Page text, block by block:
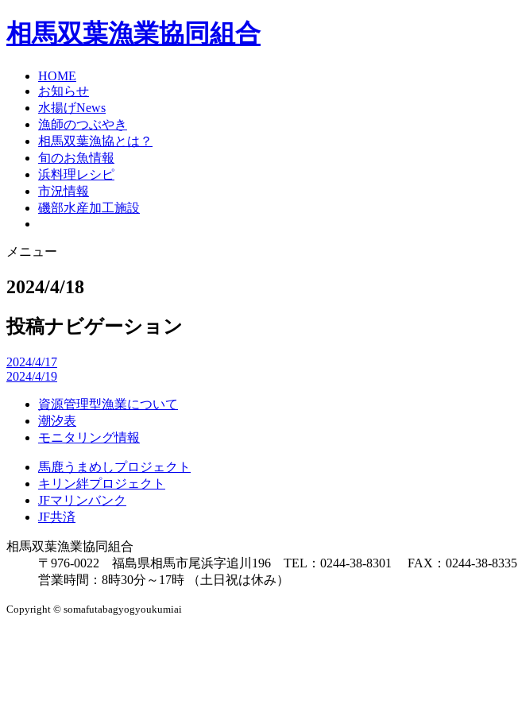
相馬双葉漁業協同組合
HOME
お知らせ
水揚げNews
漁師のつぶやき
相馬双葉漁協とは？
旬のお魚情報
浜料理レシピ
市況情報
磯部水産加工施設
メニュー
2024/4/18
投稿ナビゲーション
2024/4/17
2024/4/19
資源管理型漁業について
潮汐表
モニタリング情報
馬鹿うまめしプロジェクト
キリン絆プロジェクト
JFマリンバンク
JF共済
相馬双葉漁業協同組合
〒976-0022 福島県相馬市尾浜字追川196 TEL：0244-38-8301 FAX：0244-38-8335
営業時間：8時30分～17時 （土日祝は休み）
Copyright © somafutabagyogyoukumiai